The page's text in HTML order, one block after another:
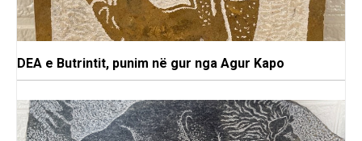
DEA e Butrintit, punim në gur nga Agur Kapo